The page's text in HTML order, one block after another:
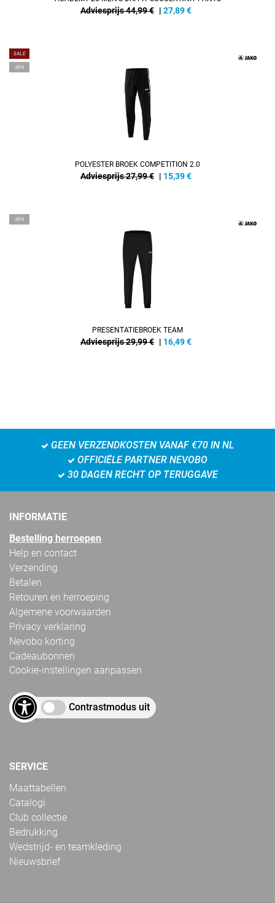
Adviesprijs 44,99 € | 27,89€
SALE
-45%
POLYESTER BROEK COMPETITION 2.0
Adviesprijs 27,99 € | 15,39€
-45%
PRESENTATIEBROEK TEAM
Adviesprijs 29,99 € | 16,49€
GEEN VERZENDKOSTEN VANAF €70 IN NL
OFFICIËLE PARTNER NEVOBO
30 DAGEN RECHT OP TERUGGAVE
INFORMATIE
Bestelling herroepen
Help en contact
Verzending
Betalen
Retouren en herroeping
Algemene voorwaarden
Privacy verklaring
Nevobo korting
Cadeaubonnen
Cookie-instellingen aanpassen
Contrastmodus uit
SERVICE
Maattabellen
Catalogi
Club collectie
Bedrukking
Wedstrijd- en teamkleding
Nieuwsbrief